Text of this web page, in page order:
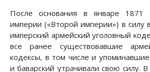
После основания в январе 1871
империи («Второй империи») в силу
имперский армейский уголовный
все ранее существовавшие
кодексы, в том числе и
и баварский утрачивали свою силу.